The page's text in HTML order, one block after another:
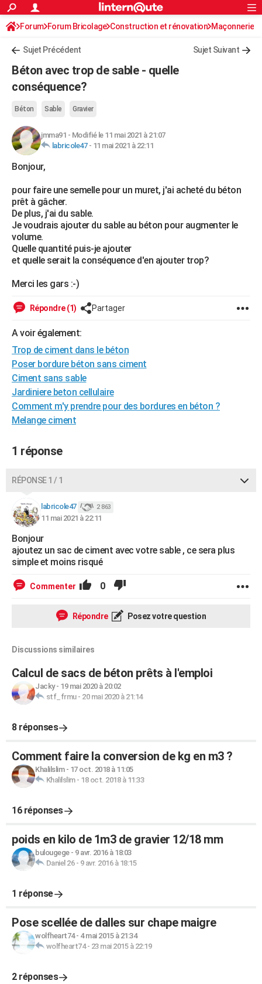
ACTUALITÉS
Politique
Société
Faits Divers
Education
Monde
Villes
+
Programme TV
Streaming
Sorties cinéma
FINANCE
Retraite
Impôts
Epargne
Immobilier
Risques naturels par ville
Banque
Assurance
Crédit
AUTO
Essais
Réserver un essai
Citadines
Berlines
SUV
Forum auto
HIGH-TECH
Mobiles
Meilleur smartphone
Internet
Ordinateurs
Jeux vidéo
Guide high-tech
BRICOLAGE
Guides de France
Escapades
Patrimoine
Expositions
Musées
Week-end nature
+LIFESTYLE
Art de vivre
Bien-être
Loisirs
Mode
Modes de vie
SANTE
Alimentation
Guide de la santé
Maladies
Médicaments
Sommeil
VOYAGE
GUIDES D'ACHAT
CARTE DE VOEUX
Carte de Noël
Carte Bonne année
Carte Saint-Valentin
Carte Pâques
Carte d'anniversaire
DICTIONNAIRE
Dictionnaire
Biographies
Citations
Expressions
Proverbes
PROGRAMME TV
COPAINS D'AVANT
Rechercher
S'inscrire
Connexion
Forum Forum Bricolage Construction et rénovation Maçonnerie
Sujet Précédent Sujet Suivant
Béton avec trop de sable - quelle
conséquence?
Béton Sable Gravier
jmma91 - Modifié le 11 mai 2021 à 21:07
labricole47- 11 mai 2021 à 22:11
Bonjour,
pour faire une semelle pour un muret, j'ai acheté du béton
prêt à gâcher.
De plus, j'ai du sable.
Je voudrais ajouter du sable au béton pour augmenter le
volume.
Quelle quantité puis-je ajouter
et quelle serait la conséquence d'en ajouter trop?
Merci les gars :-)
Répondre (1) Partager
A voir également:
Trop de ciment dans le béton
Poser bordure béton sans ciment
Ciment sans sable
Jardiniere beton cellulaire
Comment m'y prendre pour des bordures en béton ?
Melange ciment
1 réponse
RÉPONSE 1 / 1
labricole47 2 863
11 mai 2021 à 22:11
Bonjour
ajoutez un sac de ciment avec votre sable , ce sera plus
simple et moins risqué
Commenter 0
Répondre Posez votre question
Discussions similaires
Calcul de sacs de béton prêts à l'emploi
Jacky- 19 mai 2020 à 20:02
stf_frmu- 20 mai 2020 à 21:14
8 réponses
Comment faire la conversion de kg en m3 ?
Khalilslim- 17 oct. 2018 à 11:05
Khalilslim- 18 oct. 2018 à 11:33
16 réponses
poids en kilo de 1m3 de gravier 12/18 mm
bulougege- 9 avr. 2016 à 18:03
Daniel 26- 9 avr. 2016 à 18:15
1 réponse
Pose scellée de dalles sur chape maigre
wolfheart74- 4 mai 2015 à 21:34
wolfheart74- 23 mai 2015 à 22:19
2 réponses